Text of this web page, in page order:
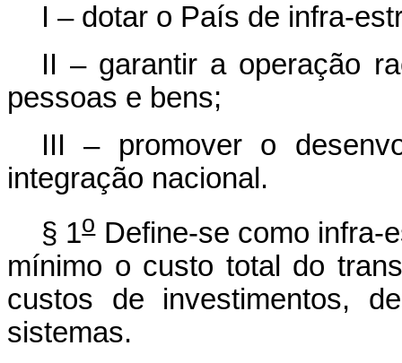
I – dotar o País de infra-
II – garantir a operação
pessoas e bens;
III – promover o
integração nacional.
§ 1oDefine-se como infra-
mínimo o custo total do
custos de investimentos,
sistemas.